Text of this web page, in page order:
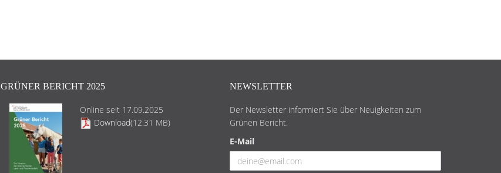
GRÜNER BERICHT 2025
Online seit 17.09.2025
Download(12.31 MB)
NEWSLETTER
Der Newsletter informiert Sie über Neuigkeiten zum
Grünen Bericht.
E-Mail